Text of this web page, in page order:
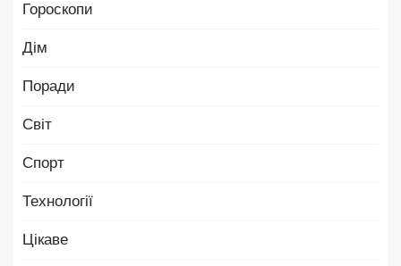
Гороскопи
Дім
Поради
Світ
Спорт
Технології
Цікаве